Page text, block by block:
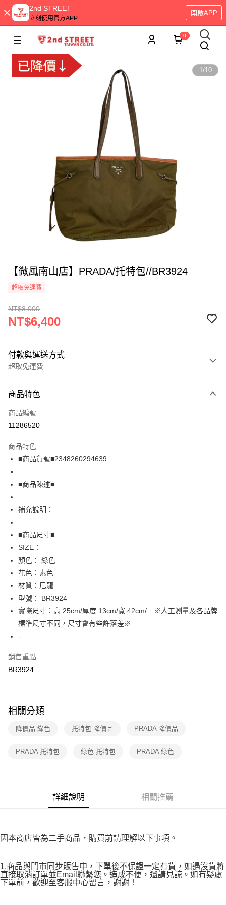
2nd STREET
立刻使用官方APP
開啟APP
0
1/10
【微風南山店】PRADA/托特包//BR3924
超取免運費
NT$8,000
NT$6,400
付款與運送方式
超取免運費
信用卡一次付款
超商取貨付款
Apple Pay
街口支付
全盈+PAY
AFTEE先享後付
相關說明
【關於「AFTEE先享後付」】
AFTEE先享後付是「在收到商品之後才付款」的支付方式。 讓您購物簡單
便利好安心！
１．簡單：不需註冊會員、不需綁卡、不需儲值。
３．安心：先確認商品／服務後，再付款。
【「AFTEE先享後付」結帳流程】
１．於結帳方式選擇「AFTEE先享後付」後，將跳轉至「AFTEE先享後付」
結帳頁面，進行簡訊認證並確認金額後，即可完成結帳。
３．收到繳費通知簡訊後14天內，點擊此簡訊中的連結，可透過四大超商／
※ 請注意：結帳手續完成當下不需立刻繳費，但若您需要取消訂單，請聯絡
是否繳費成功／繳費後需取消欲退款等相關疑問，請聯繫「AFTEE先享後付
１．透過由恩沛科技股份有限公司提供之「AFTEE先享後付」服務完成之交
易，需依本服務之必要範圍內提供個人資料，並將交易相關給付款項請求債
３．未成年的使用者請事先徵得法定代理人或監護人之同意方可使用
「AFTEE先享後付」，若未經同意申辦者引起之損失，本公司不負相關責
請求用戶進行身份認證。
運送方式
全家取貨付款
免運費
宅配
免運費
商品特色
商品編號
11286520
商品特色
■商品貨號■2348260294639
■商品陳述■
補充說明：
■商品尺寸■
SIZE：
顏色： 綠色
花色：素色
材質：尼龍
型號： BR3924
實際尺寸：高:25cm/厚度:13cm/寬:42cm/ ※人工測量及各品牌
標準尺寸不同，尺寸會有些許落差※
-
銷售重點
BR3924
相關分類
降價品 綠色 托特包 降價品 PRADA 降價品
PRADA 托特包 綠色 托特包 PRADA 綠色
詳細說明 相關推薦
因本商店皆為二手商品，購買前請理解以下事項。
1.商品與門市同步販售中，下單後不保證一定有貨，如遇沒貨將
直接取消訂單並Email聯繫您。造成不便，還請見諒。如有疑慮
下單前，歡迎至客服中心留言，謝謝！